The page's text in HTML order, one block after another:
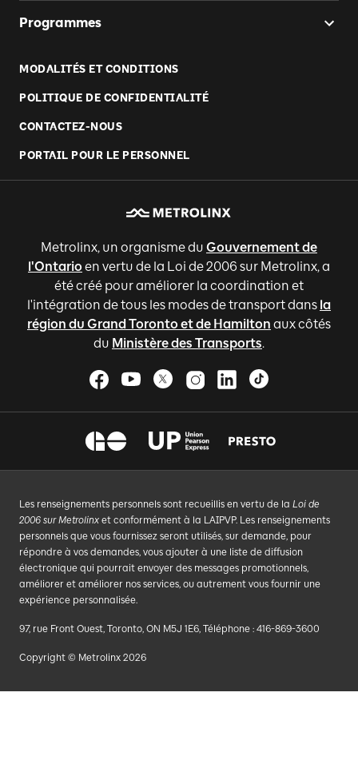
Programmes
MODALITÉS ET CONDITIONS
POLITIQUE DE CONFIDENTIALITÉ
CONTACTEZ-NOUS
PORTAIL POUR LE PERSONNEL
Metrolinx, un organisme du Gouvernement de
l'Ontario en vertu de la Loi de 2006 sur Metrolinx, a
été créé pour améliorer la coordination et
l'intégration de tous les modes de transport dans la
région du Grand Toronto et de Hamilton aux côtés
du Ministère des Transports.
Les renseignements personnels sont recueillis en vertu de la Loi de
2006 sur Metrolinx et conformément à la LAIPVP. Les renseignements
personnels que vous fournissez seront utilisés, sur demande, pour
répondre à vos demandes, vous ajouter à une liste de diffusion
électronique qui pourrait envoyer des messages promotionnels,
améliorer et améliorer nos services, ou autrement vous fournir une
expérience personnalisée.
97, rue Front Ouest, Toronto, ON M5J 1E6, Téléphone : 416-869-3600
Copyright © Metrolinx 2026